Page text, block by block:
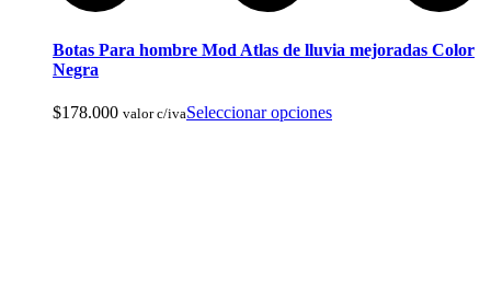
Ropa de Cacería y Militar
Botas Para hombre Mod Atlas de lluvia mejoradas Color
Negra
$178.000 valor c/ivaSeleccionar opciones